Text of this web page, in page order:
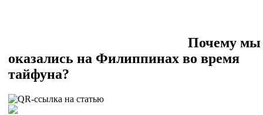
Почему мы
оказались на Филиппинах во время
тайфуна?